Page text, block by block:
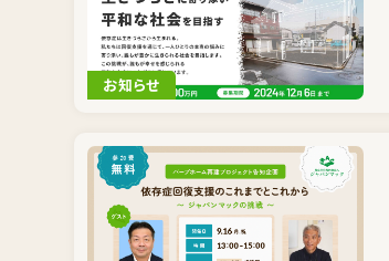
お知らせ